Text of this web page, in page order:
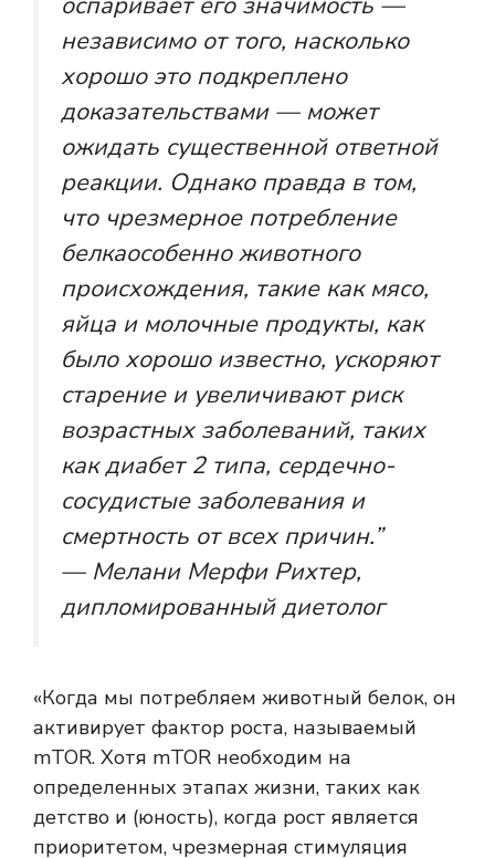
независимо от того, насколько
хорошо это подкреплено
доказательствами — может
ожидать существенной ответной
реакции. Однако правда в том,
что чрезмерное потребление
белкаособенно животного
происхождения, такие как мясо,
яйца и молочные продукты, как
было хорошо известно, ускоряют
старение и увеличивают риск
возрастных заболеваний, таких
как диабет 2 типа, сердечно-
сосудистые заболевания и
смертность от всех причин.”
— Мелани Мерфи Рихтер,
дипломированный диетолог
«Когда мы потребляем животный белок, он
активирует фактор роста, называемый
mTOR. Хотя mTOR необходим на
определенных этапах жизни, таких как
детство и (юность), когда рост является
приоритетом, чрезмерная стимуляция